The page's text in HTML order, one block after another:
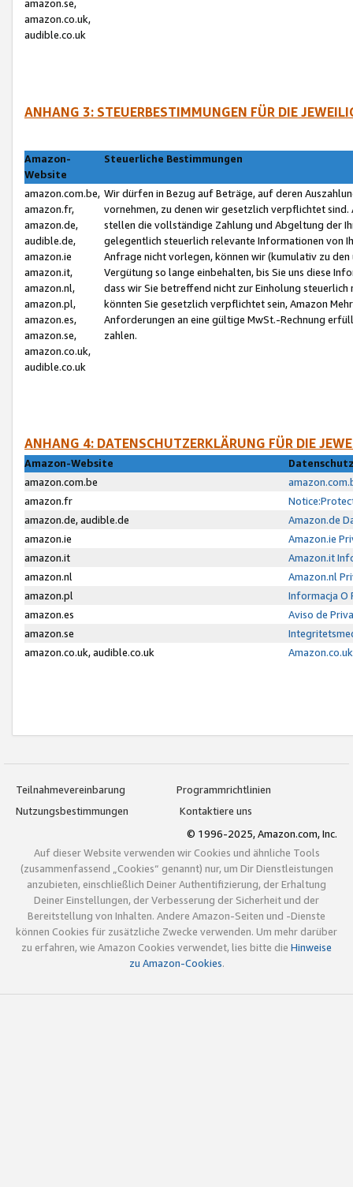
amazon.se,
amazon.co.uk,
audible.co.uk
ANHANG 3: STEUERBESTIMMUNGEN FÜR DIE
Amazon-
Website
Steuerliche Bestimmungen
amazon.com.be,
amazon.fr,
amazon.de,
audible.de,
amazon.ie
amazon.it,
amazon.nl,
amazon.pl,
amazon.es,
amazon.se,
amazon.co.uk,
audible.co.uk
Wir dürfen in Bezug auf Beträge, auf deren
vornehmen, zu denen wir gesetzlich verpflichtet
stellen die vollständige Zahlung und Abgeltung der
gelegentlich steuerlich relevante Informationen von
Anfrage nicht vorlegen, können wir (kumulativ zu
Vergütung so lange einbehalten, bis Sie uns diese
dass wir Sie betreffend nicht zur Einholung
könnten Sie gesetzlich verpflichtet sein, Amazon
Anforderungen an eine gültige MwSt.-Rechnung
zahlen.
ANHANG 4: DATENSCHUTZERKLÄRUNG FÜR DIE
Amazon-Website
amazon.com.be
amazon.fr
amazon.de, audible.de
Amazon.de
amazon.ie
Amazon.ie
amazon.it
Amazon.it
amazon.nl
Amazon.nl
amazon.pl
Informacja O
amazon.es
Aviso de
amazon.se
amazon.co.uk, audible.co.uk
Teilnahmevereinbarung
Programmrichtlinien
Nutzungsbestimmungen
Kontaktiere uns
© 1996-2025, Amazon.com, Inc.
Auf dieser Website verwenden wir Cookies und ähnliche Tools
(zusammenfassend „Cookies“ genannt) nur, um Dir Dienstleistungen
anzubieten, einschließlich Deiner Authentifizierung, der Erhaltung
Deiner Einstellungen, der Verbesserung der Sicherheit und der
Bereitstellung von Inhalten. Andere Amazon-Seiten und -Dienste
können Cookies für zusätzliche Zwecke verwenden. Um mehr darüber
zu erfahren, wie Amazon Cookies verwendet, lies bitte die Hinweise
zu Amazon-Cookies.